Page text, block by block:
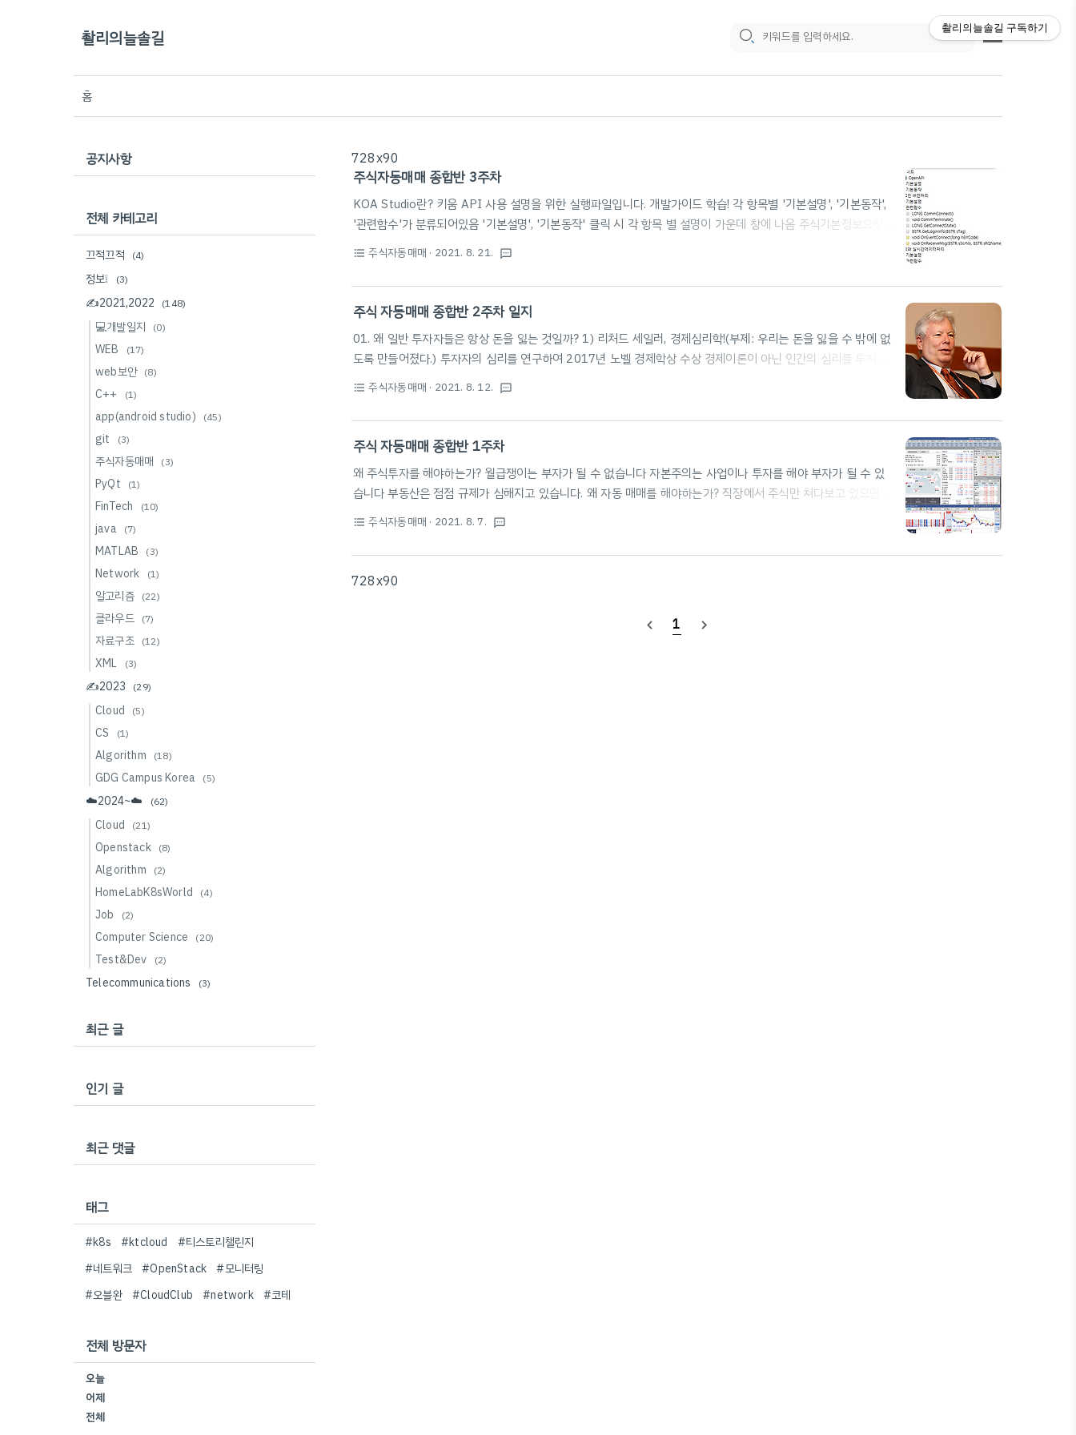
촬리의늘솔길
홈
728x90
주식자동매매 종합반 3주차
KOA Studio란? 키움 API 사용 설명을 위한 실행파일입니다. 개발가이드 학습! 각 항목별 '기본설명', '기본동작',
'관련함수'가 분류되어있음 '기본설명', '기본동작' 클릭 시 각 항목 별 설명이 가운데 창에 나옴 주식기본정보요청
해보기 -[메뉴]-[파일]-[Open API 접속] -[왼쪽 아래 탭]-[TR 목록]-[opt10001: 주식기본정보요청] -오른쪽
속성 창의 종목코드에 '005930' 입력 후 '조회' 버튼 클릭 -결과 확인 연결확인 오류 뜸 로그인이 되어있어야 함
로그인하니 잘 됨. 02. 키움 API에 대해서 좀 더 자세히 알아봅시다! 3) 일반 함수와 이벤트 함수로 구성 된 키움
API! 1. 일반 함수란? 호출 시 바로 반환 값을 받을 수 있는 함수 키움서버에 데이터를 전..
format_list_bulleted 주식자동매매 · 2021. 8. 21. textsms
주식 자동매매 종합반 2주차 일지
01. 왜 일반 투자자들은 항상 돈을 잃는 것일까? 1) 리처드 세일러, 경제심리학!(부제: 우리는 돈을 잃을 수 밖에 없
도록 만들어졌다.) 투자자의 심리를 연구하여 2017년 노벨 경제학상 수상 경제이론이 아닌 인간의 심리를 투자와
연관시킨 첫 사례 유명한 경제이론들은 가장 중요한 투자자의 심리라는 변수를 배제 한 것이라고 지적 시장이 상승
및 하락 할 때 모두 결국 돈을 잃을 수 밖에 없는 사람의 심리를 발표 시장이 상승 할 때 - 돈이 계속 벌리는 느낌에
계속 돈을 넣다가 결국 파산 시장이 하락 할 때 - 주가가 싸게 느껴져서 계속 돈을 넣다가 결국 파산 2) 멘탈이 너무
약해서 문제 내가 가지고 있는 주식을 믿을 수 없다! "대강 이렇게 하면 되지 않을까?" 매매법으로 인해 주가 하락
시 버틸 수..
format_list_bulleted 주식자동매매 · 2021. 8. 12. textsms
주식 자동매매 종합반 1주차
왜 주식투자를 해야하는가? 월급쟁이는 부자가 될 수 없습니다 자본주의는 사업이나 투자를 해야 부자가 될 수 있
습니다 부동산은 점점 규제가 심해지고 있습니다. 왜 자동 매매를 해야하는가? 직장에서 주식만 쳐다보고 있으면?!
마음 편하게 본업에 집중하려면?! 주식 자동매매를 통해 본업에 집중하고 투자도 성공하자!! 영웅문 4, 키움증권가
입 상당히멋있다. 뭔가 아직 시작도안했는데 벌써부터 어깨으쓱 주식의 역사를 알아보자 주식시장은 어떻게 생기게
된 것인지 역사를 되짚어 봅시다! 주식이라는 것은 어떻게 생겨난 것일까? 1600년대 인도를 향해 향신료 무역 나
섰던 네덜란드 동인도 회사에서 처음 시작 인도로 가는 바닷길은 국가의 힘과 힘이 부딪히는 전쟁터 국력이 약했던
format_list_bulleted 주식자동매매 · 2021. 8. 7. textsms
728x90
navigate_before 1 navigate_next
공지사항
전체 카테고리
끄적끄적 (4)
정보❕ (3)
✍2021,2022 (148)
💻개발일지 (0)
WEB (17)
web보안 (8)
C++ (1)
app(android studio) (45)
git (3)
주식자동매매 (3)
PyQt (1)
FinTech (10)
java (7)
MATLAB (3)
Network (1)
알고리즘 (22)
클라우드 (7)
자료구조 (12)
XML (3)
✍️2023 (29)
Cloud (5)
CS (1)
Algorithm (18)
GDG Campus Korea (5)
☁️2024~☁️ (62)
Cloud (21)
Openstack (8)
Algorithm (2)
HomeLabK8sWorld (4)
Job (2)
Computer Science (20)
Test&Dev (2)
Telecommunications (3)
최근 글
인기 글
최근 댓글
태그
#k8s #ktcloud
#티스토리챌린지
#네트워크 #OpenStack #모니터링
#오블완 #CloudClub #network #코테
전체 방문자
오늘
어제
전체
촬리의늘솔길 구독하기